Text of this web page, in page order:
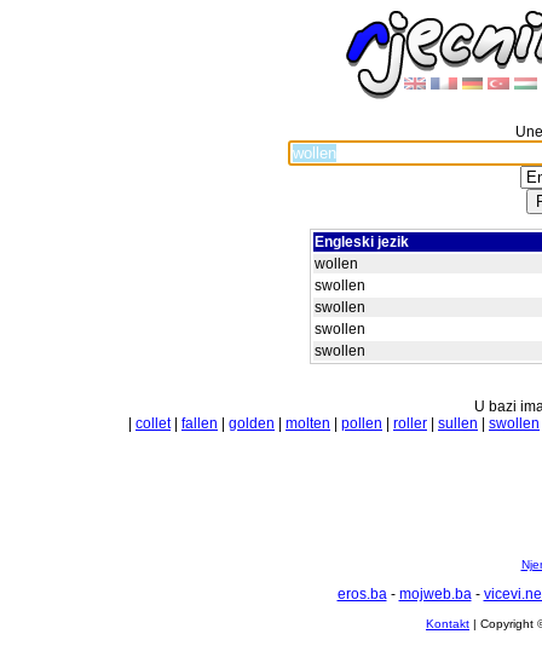
Engleski jezik
wollen
swollen
swollen
swollen
swollen
U bazi
collet| fallen golden molten pollen roller sullen swollen
eros.ba- mojweb.ba-
Kontakt | Copyright